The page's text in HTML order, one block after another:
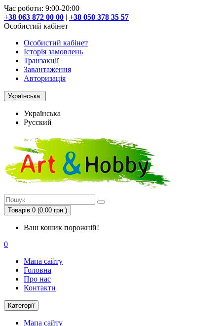
Час роботи: 9:00-20:00
+38 063 872 00 00 | +38 050 378 35 57
Особистий кабінет
Особистий кабінет
Історія замовлень
Транзакції
Завантаження
Авторизація
Українська
Українська
Русский
Товарів 0 (0.00 грн.)
Ваш кошик порожній!
0
Мапа сайту
Головна
Про нас
Контакти
Категорії
Мапа сайту